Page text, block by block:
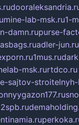
mine-lab-msk.ru1-
damn.rupurse-
adler-jun.ru
1mus.ru
msk.rurtdco.ru
sajtov-